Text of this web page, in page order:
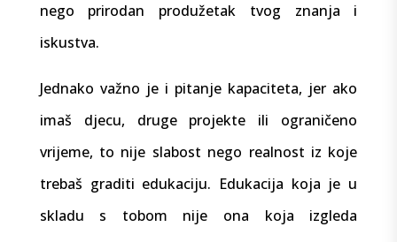
nego prirodan produžetak tvog znanja i
iskustva.
Jednako važno je i pitanje kapaciteta, jer ako
imaš djecu, druge projekte ili ograničeno
vrijeme, to nije slabost nego realnost iz koje
trebaš graditi edukaciju. Edukacija koja je u
skladu s tobom nije ona koja izgleda